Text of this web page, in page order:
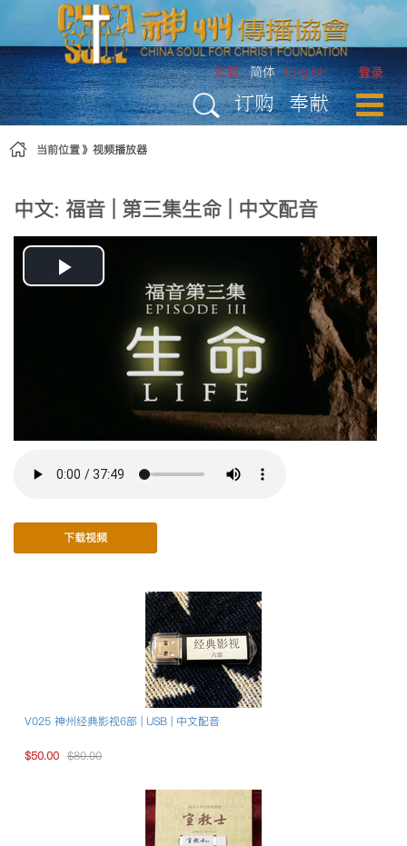
跳转到内容
登录
繁體 简体 English
订购 奉献
当前位置 视频播放器
中文: 福音 | 第三集生命 | 中文配音
Play
Video
下载视频
V025 神州经典影视6部 | USB | 中文配音
$50.00 $80.00